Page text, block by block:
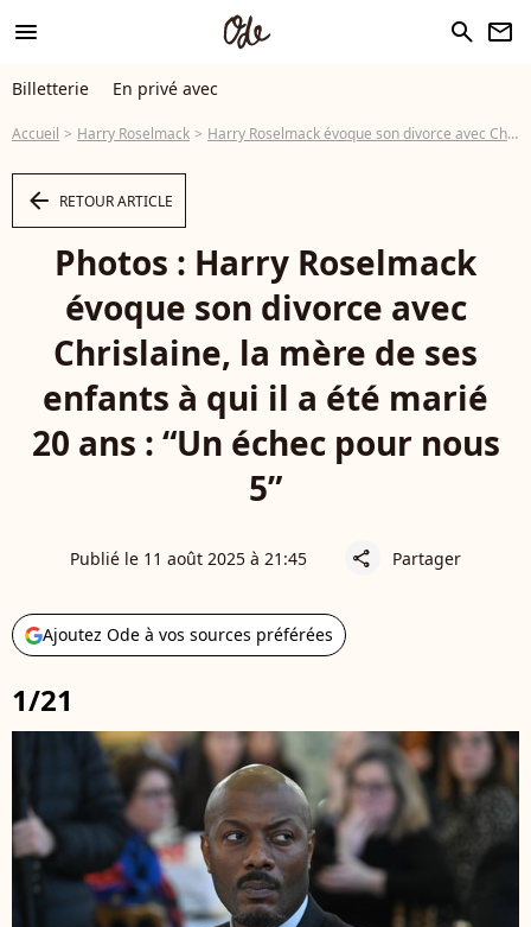
menu search newsletter
Billetterie En privé avec
Accueil Harry Roselmack Harry Roselmack évoque son divorce avec Chrislaine, la mère de ses enfants à qui il a été marié 20 ans : “Un échec pour nous 5”
arrow_left RETOUR ARTICLE
Photos : Harry Roselmack
évoque son divorce avec
Chrislaine, la mère de ses
enfants à qui il a été marié
20 ans : “Un échec pour nous
5”
Publié le 11 août 2025 à 21:45 share Partager
Ajoutez Ode à vos sources préférées
1/21